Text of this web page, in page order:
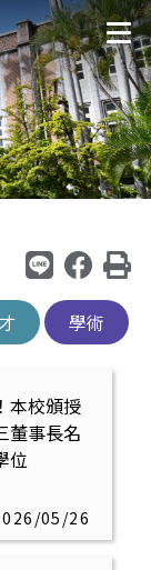
學術
本校頒授
董事長名
位
05/26